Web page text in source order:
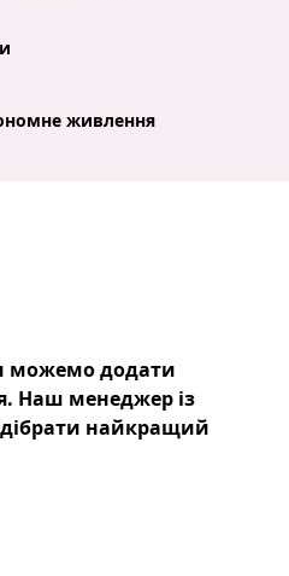
живлення
можемо додати
Наш менеджер із
найкращий